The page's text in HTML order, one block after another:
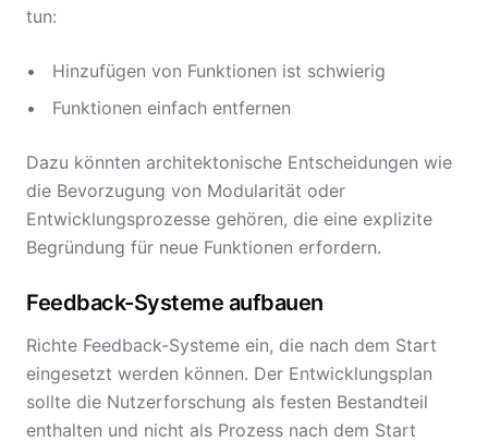
tun:
Hinzufügen von Funktionen ist schwierig
Funktionen einfach entfernen
Dazu könnten architektonische Entscheidungen wie
die Bevorzugung von Modularität oder
Entwicklungsprozesse gehören, die eine explizite
Begründung für neue Funktionen erfordern.
Feedback-Systeme aufbauen
Richte Feedback-Systeme ein, die nach dem Start
eingesetzt werden können. Der Entwicklungsplan
sollte die Nutzerforschung als festen Bestandteil
enthalten und nicht als Prozess nach dem Start